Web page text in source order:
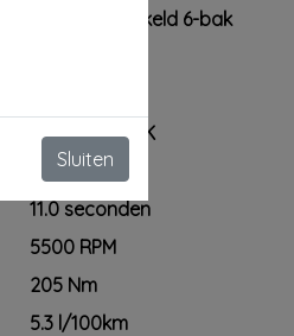
verzekeringsvoorstel
Optioneel professionele poetsbeurt
+ exterieur
met dit pakket €195,-
onze servicepakketten zijn
voorwaarden van
Vraag de verkoper naar
Handgeschakeld 6-bak
97 kW / 132 PK
198 km/h
11.0 seconden
5500 RPM
205 Nm
5.3 l/100km
Sluiten